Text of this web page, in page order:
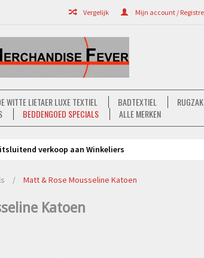
Mijn account /
Vergelijk
WITTE LIETAER LUXE TEXTIEL BADTEXTIEL
BEDDENGOED SPECIALS ALLE MERKEN
verkoop aan Winkeliers
/ Matt & Rose Mousseline Katoen
Katoen